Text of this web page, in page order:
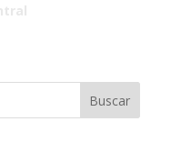
Buscar